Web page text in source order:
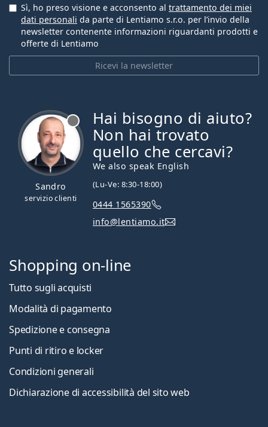
Ricevi la newsletter
Sì, ho preso visione e acconsento al trattamento dei miei
dati personali da parte di Lentiamo s.r.o. per l’invio della
newsletter contenente informazioni riguardanti prodotti e
offerte di Lentiamo
Sandro
servizio clienti
Hai bisogno di aiuto?
Non hai trovato
quello che cercavi?
We also speak English
(Lu-Ve: 8:30-18:00)
0444 1565390
info@lentiamo.it
Shopping on-line
Tutto sugli acquisti
Modalità di pagamento
Spedizione e consegna
Punti di ritiro e locker
Condizioni generali
Dichiarazione di accessibilità del sito web